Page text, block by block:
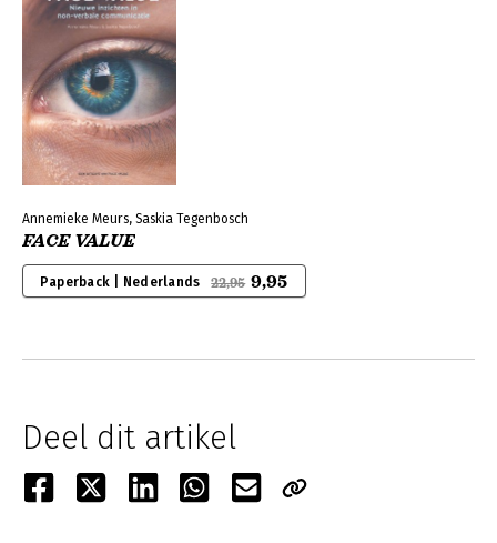
Annemieke Meurs, Saskia Tegenbosch
FACE VALUE
Paperback | Nederlands 22,95 9,95
Deel dit artikel